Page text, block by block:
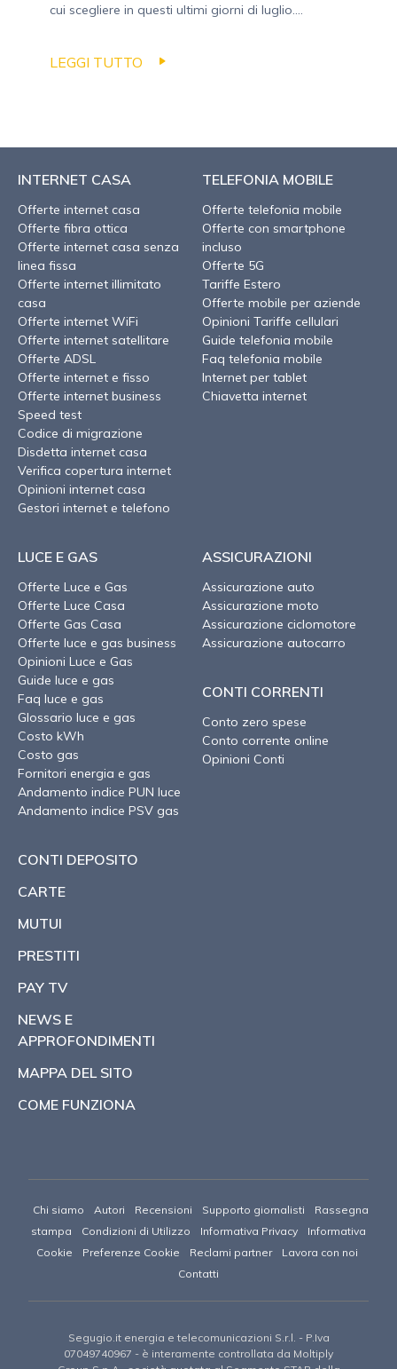
cui scegliere in questi ultimi giorni di luglio....
LEGGI TUTTO
INTERNET CASA
Offerte internet casa
Offerte fibra ottica
Offerte internet casa senza
linea fissa
Offerte internet illimitato
casa
Offerte internet WiFi
Offerte internet satellitare
Offerte ADSL
Offerte internet e fisso
Offerte internet business
Speed test
Codice di migrazione
Disdetta internet casa
Verifica copertura internet
Opinioni internet casa
Gestori internet e telefono
TELEFONIA MOBILE
Offerte telefonia mobile
Offerte con smartphone
incluso
Offerte 5G
Tariffe Estero
Offerte mobile per aziende
Opinioni Tariffe cellulari
Guide telefonia mobile
Faq telefonia mobile
Internet per tablet
Chiavetta internet
LUCE E GAS
Offerte Luce e Gas
Offerte Luce Casa
Offerte Gas Casa
Offerte luce e gas business
Opinioni Luce e Gas
Guide luce e gas
Faq luce e gas
Glossario luce e gas
Costo kWh
Costo gas
Fornitori energia e gas
Andamento indice PUN luce
Andamento indice PSV gas
ASSICURAZIONI
Assicurazione auto
Assicurazione moto
Assicurazione ciclomotore
Assicurazione autocarro
CONTI CORRENTI
Conto zero spese
Conto corrente online
Opinioni Conti
CONTI DEPOSITO
CARTE
MUTUI
PRESTITI
PAY TV
NEWS E
APPROFONDIMENTI
MAPPA DEL SITO
COME FUNZIONA
Chi siamo Autori Recensioni Supporto giornalisti
Rassegna
stampa
Condizioni di Utilizzo Informativa Privacy
Informativa
Cookie
Preferenze Cookie Reclami partner
Lavora con noi
Contatti
Segugio.it energia e telecomunicazioni S.r.l. - P.Iva
07049740967 - è interamente controllata da Moltiply